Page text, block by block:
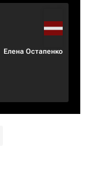
Елена Остапенко